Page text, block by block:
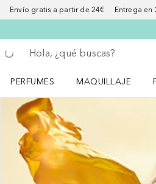
Envío gratis a partir de 24€ Entrega
Regresar
Ejecutar búsqueda
PERFUMES
MAQUILLAJE